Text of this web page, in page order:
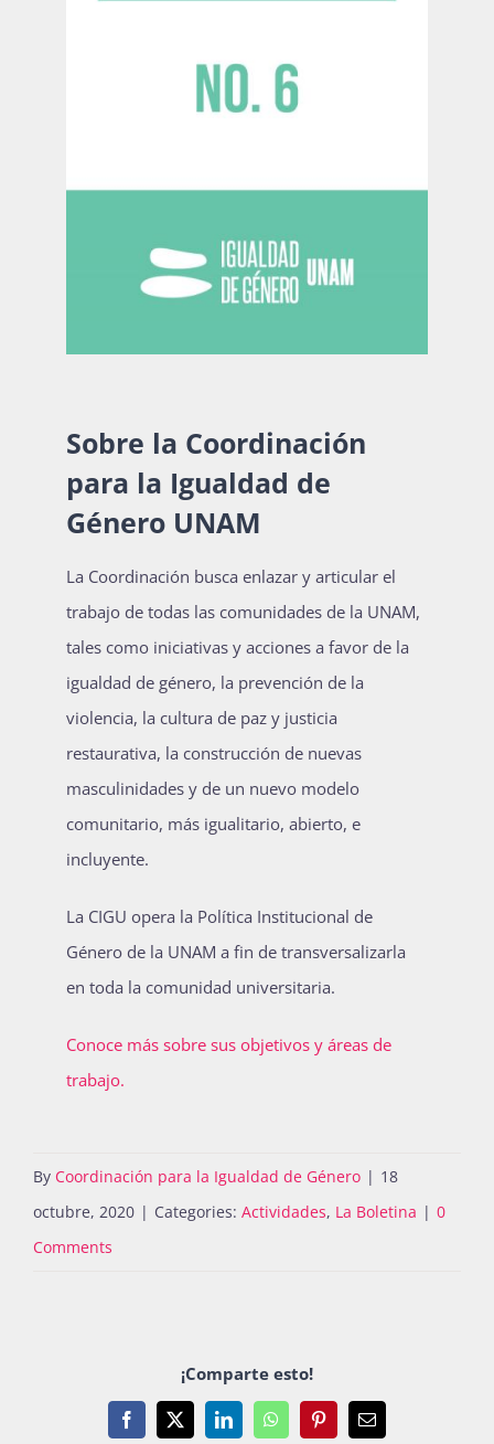
Sobre la Coordinación
para la Igualdad de
Género UNAM
La Coordinación busca enlazar y articular el
trabajo de todas las comunidades de la UNAM,
tales como iniciativas y acciones a favor de la
igualdad de género, la prevención de la
violencia, la cultura de paz y justicia
restaurativa, la construcción de nuevas
masculinidades y de un nuevo modelo
comunitario, más igualitario, abierto, e
incluyente.
La CIGU opera la Política Institucional de
Género de la UNAM a fin de transversalizarla
en toda la comunidad universitaria.
Conoce más sobre sus objetivos y áreas de
trabajo.
By Coordinación para la Igualdad de Género | 18
octubre, 2020 | Categories: Actividades, La Boletina | 0
Comments
¡Comparte esto!
Facebook
X LinkedInWhatsAppPinterestEmail